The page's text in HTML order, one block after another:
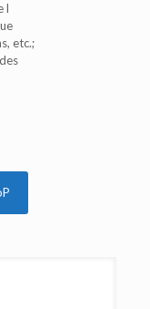
l
etc.;